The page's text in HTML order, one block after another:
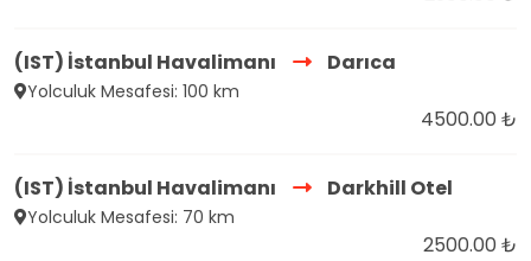
(IST) İstanbul Havalimanı Darıca
Yolculuk Mesafesi: 100 km
4500.00 ₺
(IST) İstanbul Havalimanı Darkhill Otel
Yolculuk Mesafesi: 70 km
2500.00 ₺